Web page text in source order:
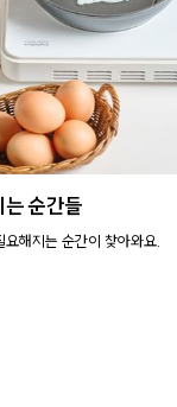
는 순간들
해지는 순간이 찾아와요.